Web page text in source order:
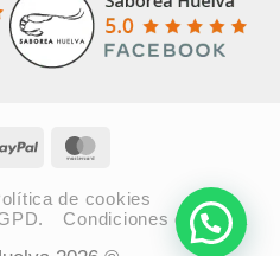
PayPal
de cookies
Condiciones de venta